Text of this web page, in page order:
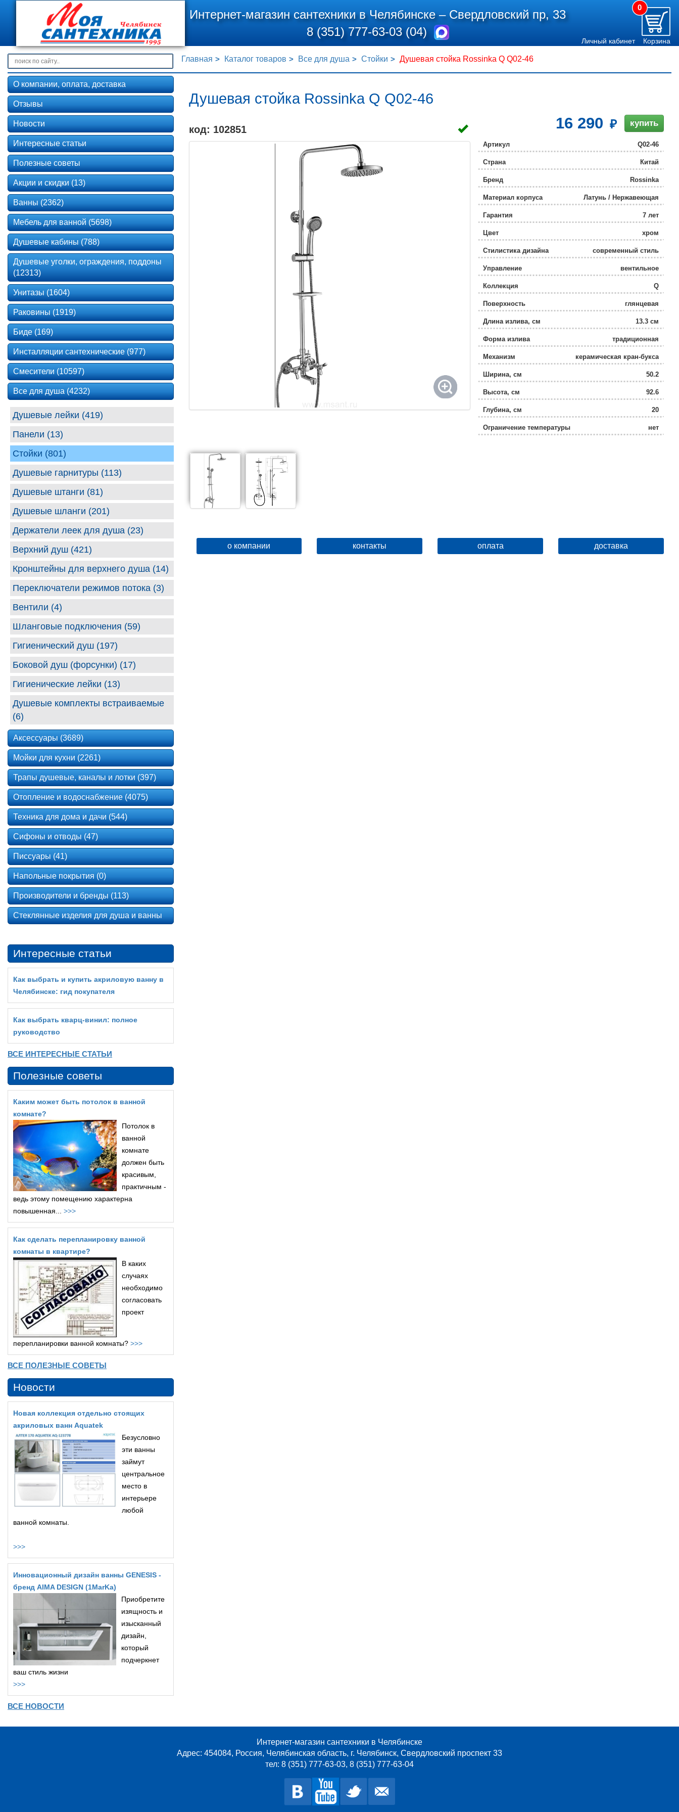
Интернет-магазин сантехники в Челябинске –Свердловский пр, 33
8 (351) 777-63-03 (04)
0
Личный кабинет Корзина
Главная Каталог товаров Все для душа Стойки Душевая стойка Rossinka Q Q02-46
Душевая стойка Rossinka Q Q02-46
код: 102851 16 290 купить
Артикул Q02-46
Страна Китай
Бренд Rossinka
Материал корпуса
Латунь / Нержавеющая
сталь / Пластик
Гарантия
7 лет
Цвет хром
Стилистика дизайна современный стиль
Управление вентильное
Коллекция Q
Поверхность глянцевая
Длина излива, см 13.3 см
Форма излива традиционная
Механизм керамическая кран-букса
Ширина, см 50.2
Высота, см 92.6
Глубина, см 20
Ограничение температуры нет
о компании контакты оплата доставка
О компании, оплата, доставка
Отзывы
Новости
Интересные статьи
Полезные советы
Акции и скидки (13)
Ванны (2362)
Мебель для ванной (5698)
Душевые кабины (788)
Душевые уголки, ограждения, поддоны
(12313)
Унитазы (1604)
Раковины (1919)
Биде (169)
Инсталляции сантехнические (977)
Смесители (10597)
Все для душа (4232)
Душевые лейки (419)
Панели (13)
Стойки (801)
Душевые гарнитуры (113)
Душевые штанги (81)
Душевые шланги (201)
Держатели леек для душа (23)
Верхний душ (421)
Кронштейны для верхнего душа (14)
Переключатели режимов потока (3)
Вентили (4)
Шланговые подключения (59)
Гигиенический душ (197)
Боковой душ (форсунки) (17)
Гигиенические лейки (13)
Душевые комплекты встраиваемые
(6)
Аксессуары (3689)
Мойки для кухни (2261)
Трапы душевые, каналы и лотки (397)
Отопление и водоснабжение (4075)
Техника для дома и дачи (544)
Сифоны и отводы (47)
Писсуары (41)
Напольные покрытия (0)
Производители и бренды (113)
Стеклянные изделия для душа и ванны
Интересные статьи
Как выбрать и купить акриловую ванну в
Челябинске: гид покупателя
Как выбрать кварц‑винил: полное
руководство
ВСЕ ИНТЕРЕСНЫЕ СТАТЬИ
Полезные советы
Каким может быть потолок в ванной
комнате?
Потолок в
ванной
комнате
должен быть
красивым,
практичным -
ведь этому помещению характерна
повышенная... >>>
Как сделать перепланировку ванной
комнаты в квартире?
В каких
случаях
необходимо
согласовать
проект
перепланировки ванной комнаты? >>>
ВСЕ ПОЛЕЗНЫЕ СОВЕТЫ
Новости
Новая коллекция отдельно стоящих
акриловых ванн Aquatek
Безусловно
эти ванны
займут
центральное
место в
интерьере
любой
ванной комнаты.
>>>
Инновационный дизайн ванны GENESIS -
бренд AIMA DESIGN (1MarKa)
Приобретите
изящность и
изысканный
дизайн,
который
подчеркнет
ваш стиль жизни
>>>
ВСЕ НОВОСТИ
Интернет-магазин сантехники в Челябинске
Адрес: 454084, Россия, Челябинская область, г. Челябинск, Свердловский проспект 33
тел: 8 (351) 777-63-03, 8 (351) 777-63-04